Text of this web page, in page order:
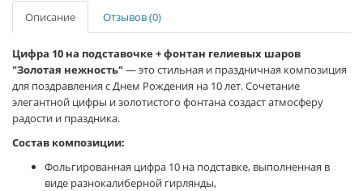
Описание Отзывов (0)
Цифра 10 на подставочке + фонтан гелиевых шаров
"Золотая нежность"— это стильная и праздничная композиция
для поздравления с Днем Рождения на 10 лет. Сочетание
элегантной цифры и золотистого фонтана создаст атмосферу
радости и праздника.
Состав композиции:
Фольгированная цифра 10 на подставке, выполненная в
виде разнокалиберной гирлянды,